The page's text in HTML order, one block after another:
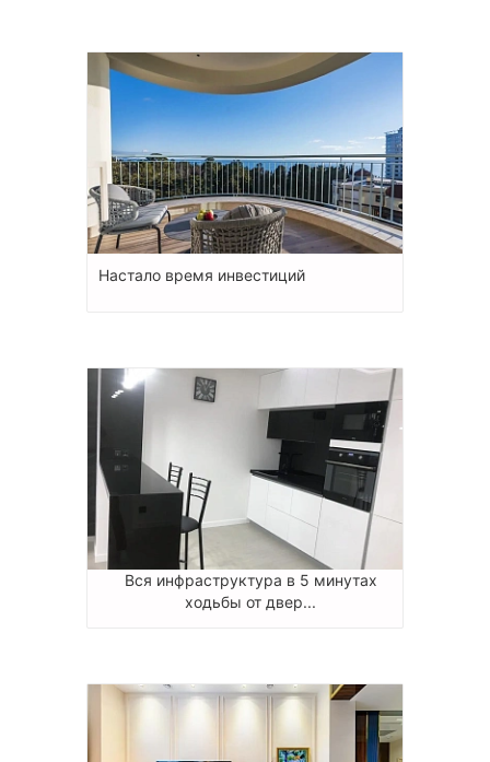
Настало время инвестиций
Вся инфраструктура в 5 минутах
ходьбы от двер...